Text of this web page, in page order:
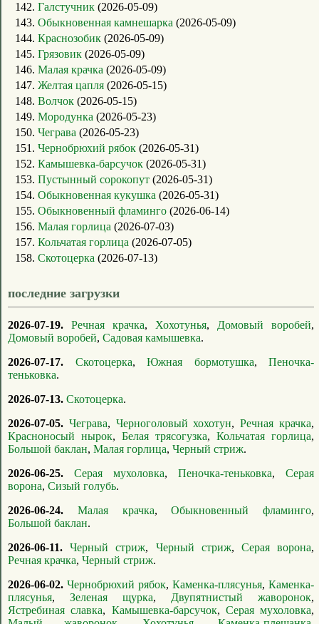
142. Галстучник (2026-05-09)
143. Обыкновенная камнешарка (2026-05-09)
144. Краснозобик (2026-05-09)
145. Грязовик (2026-05-09)
146. Малая крачка (2026-05-09)
147. Желтая цапля (2026-05-15)
148. Волчок (2026-05-15)
149. Мородунка (2026-05-23)
150. Чеграва (2026-05-23)
151. Чернобрюхий рябок (2026-05-31)
152. Камышевка-барсучок (2026-05-31)
153. Пустынный сорокопут (2026-05-31)
154. Обыкновенная кукушка (2026-05-31)
155. Обыкновенный фламинго (2026-06-14)
156. Малая горлица (2026-07-03)
157. Кольчатая горлица (2026-07-05)
158. Скотоцерка (2026-07-13)
последние загрузки
2026-07-19. Речная крачка, Хохотунья, Домовый воробей,
Домовый воробей, Садовая камышевка.
2026-07-17.
Скотоцерка, Южная бормотушка, Пеночка-
теньковка.
2026-07-13. Скотоцерка.
2026-07-05. Чеграва, Черноголовый хохотун,Речная крачка,
Красноносый нырок, Белая трясогузка, Кольчатая горлица,
Большой баклан, Малая горлица, Черный стриж.
2026-06-25.
Серая мухоловка, Пеночка-теньковка, Серая
ворона, Сизый голубь.
2026-06-24.
Малая крачка,Обыкновенный фламинго,
Большой баклан.
2026-06-11. Черный стриж, Черный стриж, Серая ворона,
Речная крачка, Черный стриж.
2026-06-02. Чернобрюхий рябок, Каменка-плясунья, Каменка-
плясунья, Зеленая щурка, Двупятнистый жаворонок,
Ястребиная славка, Камышевка-барсучок, Серая мухоловка,